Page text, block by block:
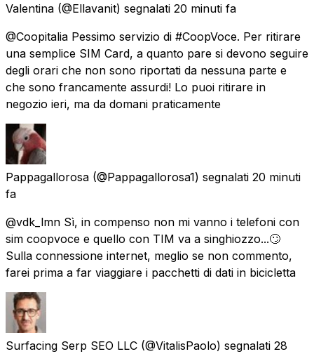
Valentina (@Ellavanit) segnalati 20 minuti fa
@Coopitalia Pessimo servizio di #CoopVoce. Per ritirare
una semplice SIM Card, a quanto pare si devono seguire
degli orari che non sono riportati da nessuna parte e
che sono francamente assurdi! Lo puoi ritirare in
negozio ieri, ma da domani praticamente
Pappagallorosa (@Pappagallorosa1) segnalati 20 minuti
fa
@vdk_lmn Sì, in compenso non mi vanno i telefoni con
sim coopvoce e quello con TIM va a singhiozzo...🙄
Sulla connessione internet, meglio se non commento,
farei prima a far viaggiare i pacchetti di dati in bicicletta
Surfacing Serp SEO LLC (@VitalisPaolo) segnalati 28